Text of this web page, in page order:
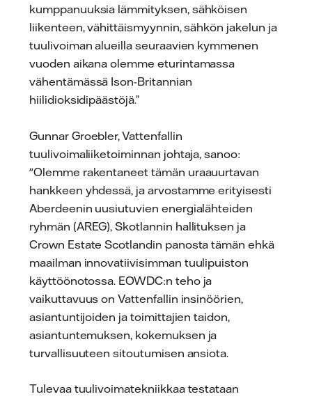
kumppanuuksia lämmityksen, sähköisen
liikenteen, vähittäismyynnin, sähkön jakelun ja
tuulivoiman alueilla seuraavien kymmenen
vuoden aikana olemme eturintamassa
vähentämässä Ison-Britannian
hiilidioksidipäästöjä.”
Gunnar Groebler, Vattenfallin
tuulivoimaliiketoiminnan johtaja, sanoo:
"Olemme rakentaneet tämän uraauurtavan
hankkeen yhdessä, ja arvostamme erityisesti
Aberdeenin uusiutuvien energialähteiden
ryhmän (AREG), Skotlannin hallituksen ja
Crown Estate Scotlandin panosta tämän ehkä
maailman innovatiivisimman tuulipuiston
käyttöönotossa. EOWDC:n teho ja
vaikuttavuus on Vattenfallin insinöörien,
asiantuntijoiden ja toimittajien taidon,
asiantuntemuksen, kokemuksen ja
turvallisuuteen sitoutumisen ansiota.
Tulevaa tuulivoimatekniikkaa testataan